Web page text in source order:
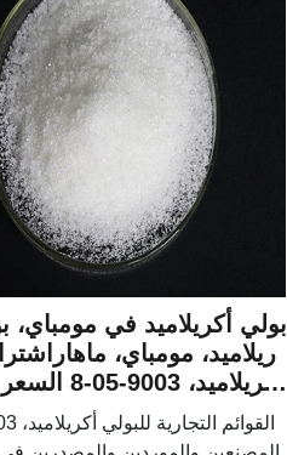
بولي أكريلاميد في مومباي،
ريلاميد، مومباي،
أكريلاميد،